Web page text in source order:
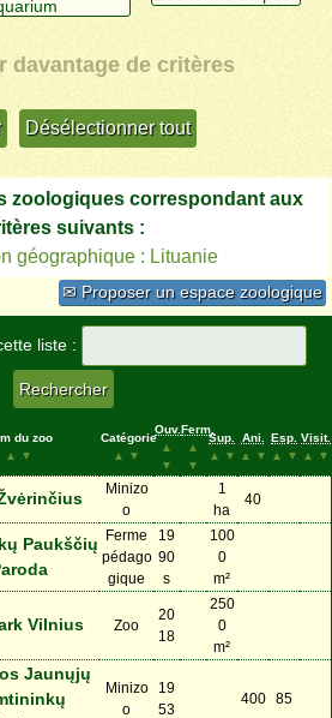
davantage de critères
zoologiques correspondant aux
suivants :
géographique : Lituanie
✉ Proposer un espace zoologique
liste :
du zoo
▲
▼
Catégorie
▲
▼
Ouv.
▲
▼
Ferm.
▲
▼
Sup.
▲
▼
Ani.
▲
▼
Esp.
▲
▼
Visit.
▲
▼
Minizo
o
1
ha
40
Paukščių Ferme
pédago
gique
19
90
s
100
0
m²
Vilnius Zoo
20
18
250
0
m²
Jaunųjų
Minizo
o
19
53
400 85